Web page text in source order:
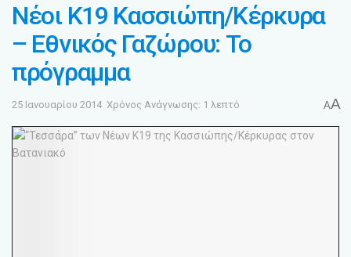
Νέοι Κ19 Κασσιώπη/Κέρκυρα
– Εθνικός Γαζώρου: Το
πρόγραμμα
25 Ιανουαρίου 2014 Χρόνος Ανάγνωσης: 1 λεπτό AA